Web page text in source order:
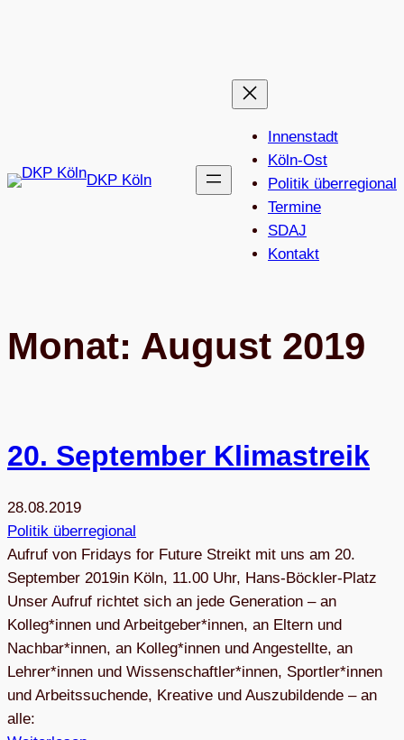
DKP Köln
Innenstadt
Köln-Ost
Politik überregional
Termine
SDAJ
Kon­takt
Monat: August 2019
20. Sep­tem­ber Klimastreik
28.08.2019
Politik überregional
Aufruf von Fridays for Future Streikt mit uns am 20.
September 2019in Köln, 11.00 Uhr, Hans-Böckler-Platz
Unser Aufruf richtet sich an jede Generation – an
Kolleg*innen und Arbeitgeber*innen, an Eltern und
Nachbar*innen, an Kolleg*innen und Angestellte, an
Lehrer*innen und Wissenschaftler*innen, Sportler*innen
und Arbeitssuchende, Kreative und Auszubildende – an
alle: